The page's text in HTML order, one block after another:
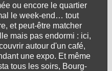
ou encore le quartier
le week-end… tout
et peut-être matcher
mais pas endormi : ici,
autour d'un café,
une expo. Et même
tous les soirs, Bourg-